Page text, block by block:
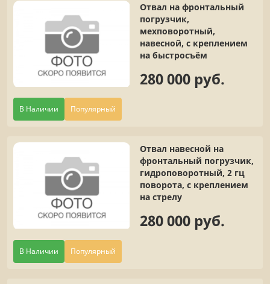
В Наличии Популярный
Отвал на фронтальный
погрузчик,
мехповоротный,
навесной, с креплением
на быстросъём
280 000 руб.
В Наличии Популярный
Отвал навесной на
фронтальный погрузчик,
гидроповоротный, 2 гц
поворота, с креплением
на стрелу
280 000 руб.